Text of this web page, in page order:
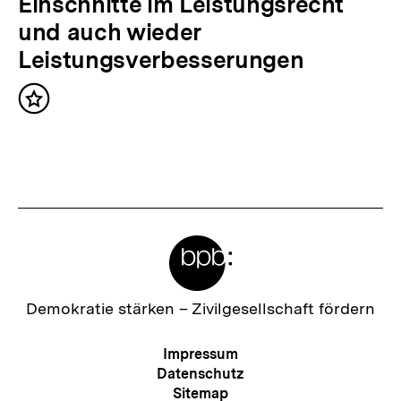
t
:
ä
c
h
s
a
und auch wieder
Leistungsverbesserungen
Inhalt
Zur
Demokratie stärken – Zivilgesellschaft fördern
Meta-
Navigation
Impressum
Datenschutz
Sitemap